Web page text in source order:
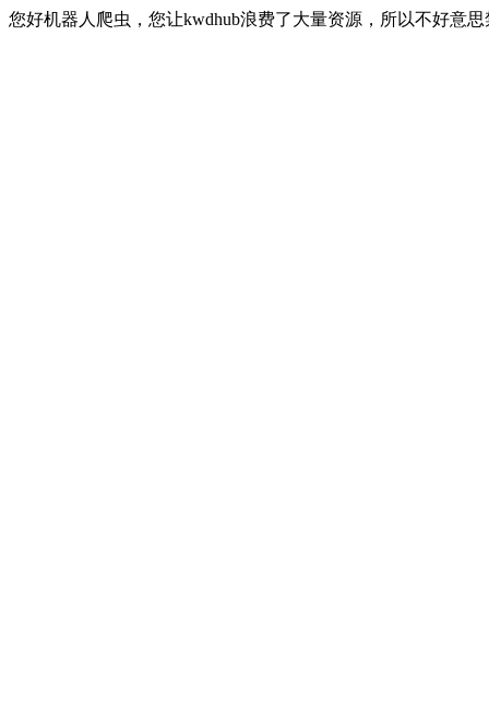
您好机器人爬虫，您让kwdhub浪费了大量资源，所以不好意